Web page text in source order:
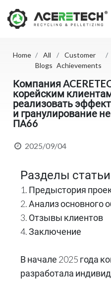
Продукция
Приложения
Решения
Поддерживать
О предприятии
Связаться с нами
简体中文
русский язык
Home
All
Blogs
Customer
Achievements
Компания
корейским
реализовать
и гранулирование
ПА66
2025/09/04
Разделы
1. Предыстория
2. Анализ основного
3. Отзывы клиентов
4. Заключение
В начале 2025 года
разработала